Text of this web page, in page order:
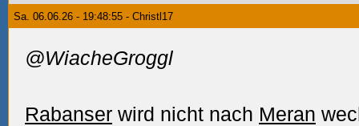
Sa. 06.06.26 - 19:48:55 - Christl17
@WiacheGroggl
Rabanser wird nicht nach Meran